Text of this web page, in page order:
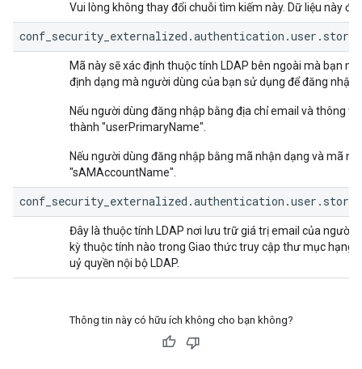
Vui lòng không thay đổi chuỗi tìm kiếm này. Dữ liệu này
Mã này sẽ xác định thuộc tính LDAP bên ngoài mà bạn
định dạng mà người dùng của bạn sử dụng để đăng nhập
Nếu người dùng đăng nhập bằng địa chỉ email và thông
thành "userPrimaryName".
Nếu người dùng đăng nhập bằng mã nhận dạng và mã
"sAMAccountName".
Đây là thuộc tính LDAP nơi lưu trữ giá trị email của
kỳ thuộc tính nào trong Giao thức truy cập thư mục hạng
uỷ quyền nội bộ LDAP.
Thông tin này có hữu ích không cho bạn không?